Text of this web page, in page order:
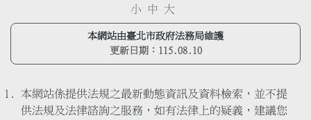
小 中 大
本網站由臺北市政府法務局維護
更新日期： 115.08.10
本網站係提供法規之最新動態資訊及資料檢索，並不提
供法規及法律諮詢之服務，如有法律上的疑義，建議您